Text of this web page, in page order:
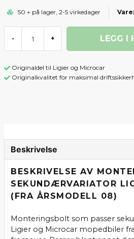
50 + på lager, 2-5 virkedager
- + LEGG I
Originaldel til Ligier og Microcar
Originalkvalitet for maksimal
Beskrivelse
BESKRIVELSE AV
SEKUNDÆRVARIATOR
(FRA ÅRSMODELL 08)
Monteringsbolt som passer
Ligier og Microcar mopedbiler